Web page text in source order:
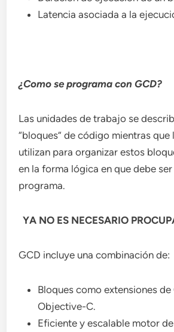
Latencia asociada a la
¿Como se programa con GCD?
Las unidades de trabajo se
“bloques” de código mientras que
utilizan para organizar estos
en la forma lógica en que debe
programa.
YA NO ES NECESARIO
GCD incluye una combinación de:
Bloques como extensiones de
Objective-C.
Eficiente y escalable motor